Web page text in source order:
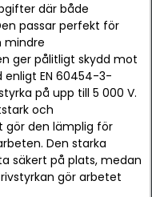
där både
passar perfekt för
mindre
ger pålitligt skydd mot
enligt EN 60454-3-
på upp till 5 000 V.
och
gör den lämplig för
Den starka
säkert på plats, medan
gör arbetet